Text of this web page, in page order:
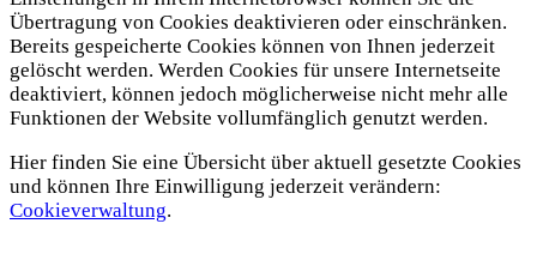
Übertragung von Cookies deaktivieren oder einschränken.
Bereits gespeicherte Cookies können von Ihnen jederzeit
gelöscht werden. Werden Cookies für unsere Internetseite
deaktiviert, können jedoch möglicherweise nicht mehr alle
Funktionen der Website vollumfänglich genutzt werden.
Hier finden Sie eine Übersicht über aktuell gesetzte Cookies
und können Ihre Einwilligung jederzeit verändern:
Cookieverwaltung.